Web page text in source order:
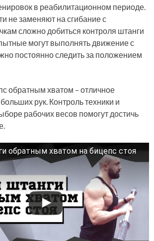
в реабилитационном периоде.
не заменяют на сгибание с
сложно добиться контроля штанги
могут выполнять движение с
постоянно следить за положением
обратным хватом – отличное
рук. Контроль техники и
рабочих весов помогут достичь
обратным хватом на бицепс стоя
на YouTube